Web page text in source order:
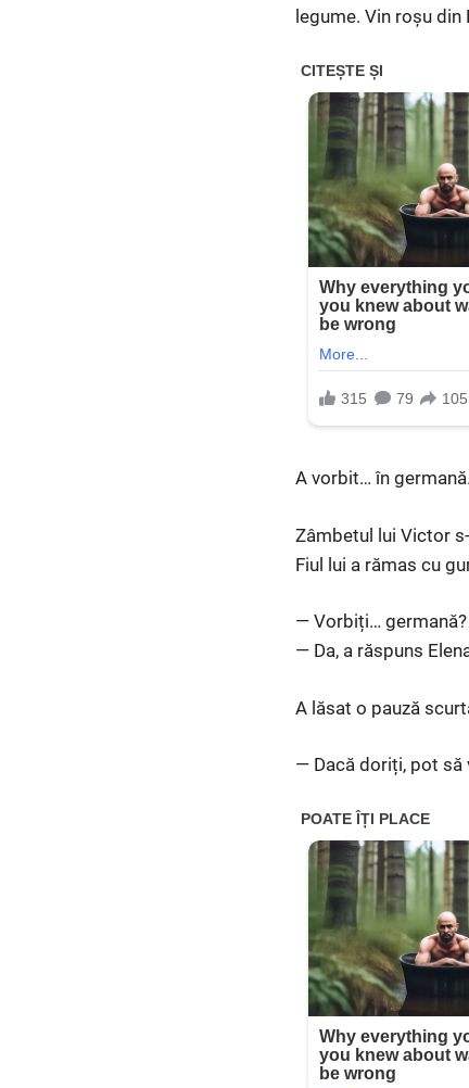
legume. Vin roșu
A vorbit… în
Zâmbetul lui Victor
Fiul lui a rămas cu
— Vorbiți…
— Da, a răspuns
A lăsat o pauză
— Dacă doriți, pot să